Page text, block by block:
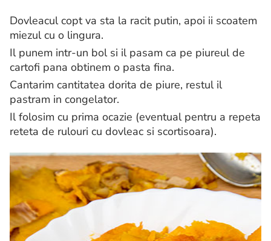
Dovleacul copt va sta la racit putin, apoi ii scoatem
miezul cu o lingura.
Il punem intr-un bol si il pasam ca pe piureul de
cartofi pana obtinem o pasta fina.
Cantarim cantitatea dorita de piure, restul il
pastram in congelator.
Il folosim cu prima ocazie (eventual pentru a repeta
reteta de rulouri cu dovleac si scortisoara).